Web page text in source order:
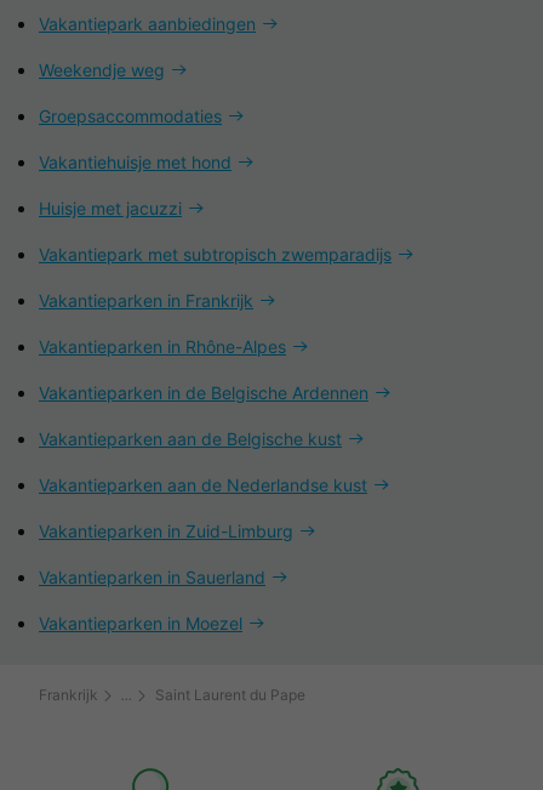
Vakantiepark aanbiedingen
Weekendje weg
Groepsaccommodaties
Vakantiehuisje met hond
Huisje met jacuzzi
Vakantiepark met subtropisch zwemparadijs
Vakantieparken in Frankrijk
Vakantieparken in Rhône-Alpes
Vakantieparken in de Belgische Ardennen
Vakantieparken aan de Belgische kust
Vakantieparken aan de Nederlandse kust
Vakantieparken in Zuid-Limburg
Vakantieparken in Sauerland
Vakantieparken in Moezel
Frankrijk Saint Laurent du Pape